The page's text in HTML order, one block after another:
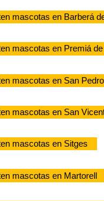
mascotas en Barberá
mascotas en Premiá
mascotas en San
mascotas en San
mascotas en Sitges
mascotas en Martorell